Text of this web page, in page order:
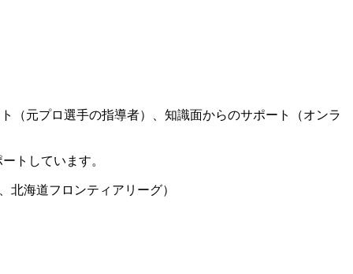
（元プロ選手の指導者）、知識面からのサポート（オンラ
トしています。
海道フロンティアリーグ）